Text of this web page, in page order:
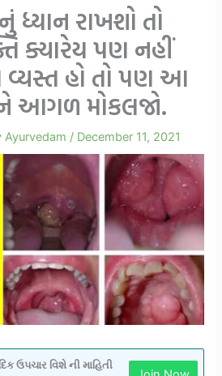
રાખશો તો
ક્યારેય પણ નહીં
વ્યસ્ત હો તો પણ આ
આગળ મોકલજો.
Ayurvedam / December 11, 2021
ઉપચાર વિશે ની માહિતી